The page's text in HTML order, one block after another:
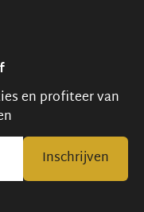
en profiteer van
Inschrijven